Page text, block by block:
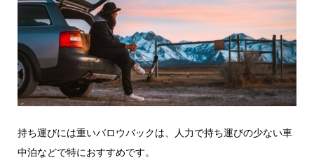
持ち運びには重いバロウバックは、人力で持ち運びの少ない車
中泊などで特におすすめです。